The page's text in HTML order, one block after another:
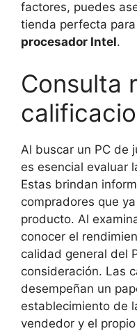
factores, puedes
tienda perfecta
procesador Intel.
Consulta
Al buscar un PC de
es esencial evaluar
Estas brindan
compradores que
producto. Al
conocer el
calidad general del
consideración. Las
desempeñan un
establecimiento de
vendedor y el